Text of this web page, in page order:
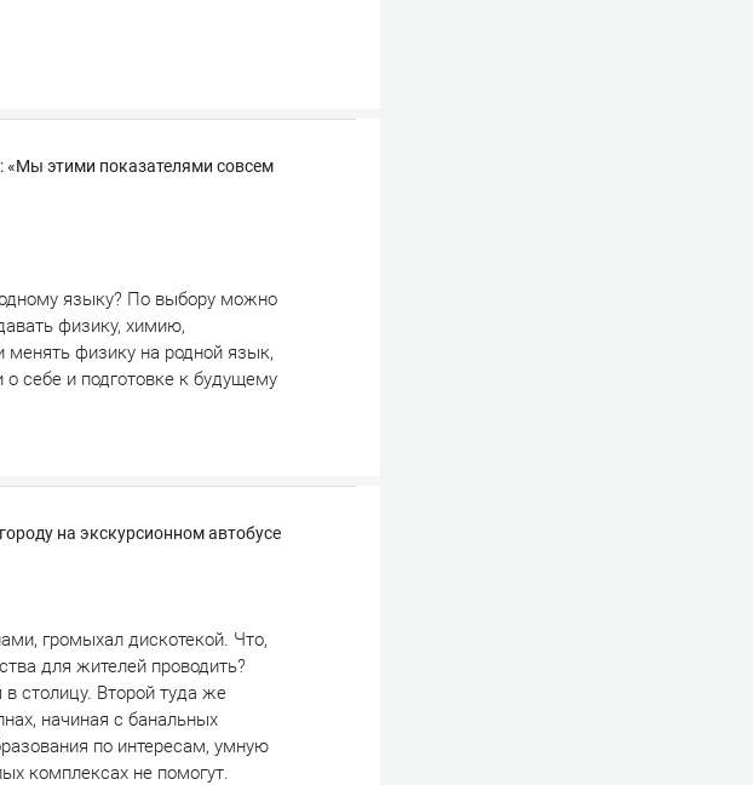
этими показателями совсем
языку? По выбору можно
физику, химию,
физику на родной язык,
о себе и подготовке к будущему
на экскурсионном автобусе
громыхал дискотекой. Что,
для жителей проводить?
столицу. Второй туда же
начиная с банальных
по интересам, умную
комплексах не помогут.